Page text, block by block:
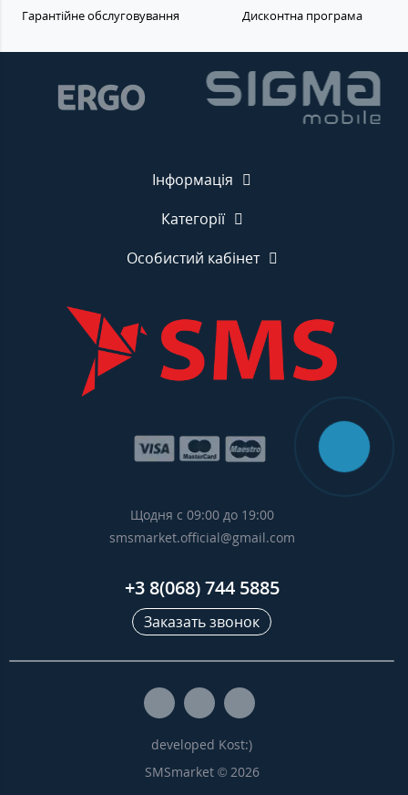
Гарантійне обслуговування Дисконтна програма
Інформація
Категорії
Особистий кабінет
Щодня с 09:00 до 19:00
smsmarket.official@gmail.com
+3 8(068) 744 5885
Заказать звонок
SMSmarket © 2026
developed Kost:)